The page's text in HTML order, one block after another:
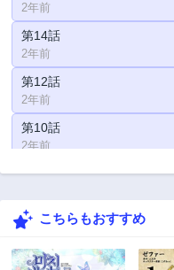
2年前
第14話
2年前
第12話
2年前
第10話
2年前
第8話
第6話
第4話
こちらもおすすめ